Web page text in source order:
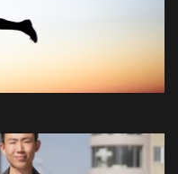
гарсан
байна
Ерөнхийлөгч Эмомали
авлаа